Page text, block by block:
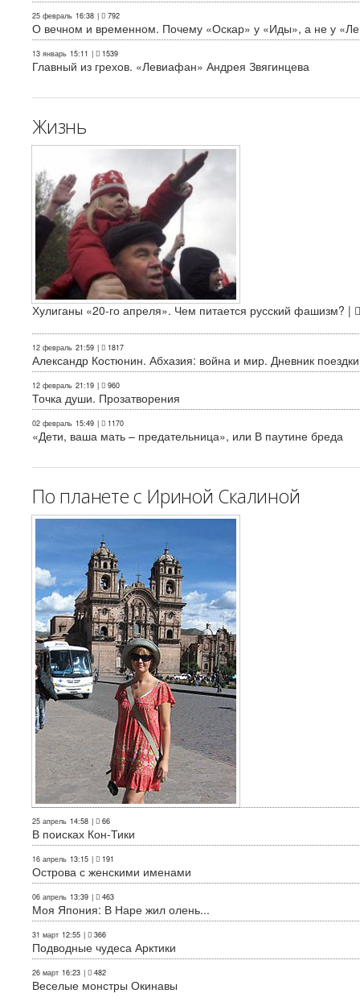
25 февраль 16:38 | 792
О вечном и временном. Почему «Оскар» у «Иды», а не у
13 январь 15:11 | 1539
Главный из грехов. «Левиафан» Андрея Звягинцева
Жизнь
Хулиганы «20-го апреля». Чем питается русский фашизм? |
12 февраль 21:59 | 1817
Александр Костюнин. Абхазия: война и мир. Дневник поездки
12 февраль 21:19 | 960
Точка души. Прозатворения
02 февраль 15:49 | 1170
«Дети, ваша мать – предательница», или В паутине бреда
По планете с Ириной Скалиной
25 апрель 14:58 | 66
В поисках Кон-Тики
16 апрель 13:15 | 191
Острова с женскими именами
06 апрель 13:39 | 463
Моя Япония: В Наре жил олень...
31 март 12:55 | 366
Подводные чудеса Арктики
26 март 16:23 | 482
Веселые монстры Окинавы